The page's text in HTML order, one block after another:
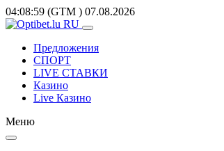
04:08:59 (GTM ) 07.08.2026
Предложения
СПОРТ
LIVE СТАВКИ
Казино
Live Казино
Меню